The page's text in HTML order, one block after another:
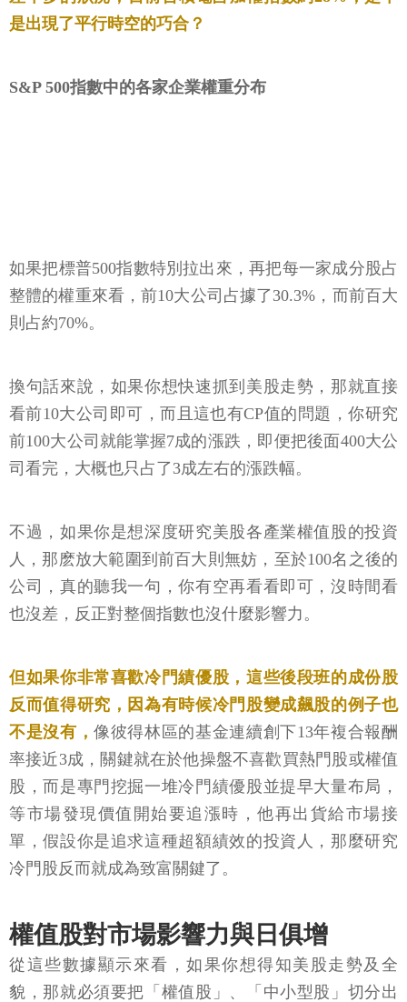
是出現了平行時空的巧合？
S&P 500指數中的各家企業權重分布
如果把標普500指數特別拉出來，再把每一家成分股占
整體的權重來看，前10大公司占據了30.3%，而前百大
則占約70%。
換句話來說，如果你想快速抓到美股走勢，那就直接
看前10大公司即可，而且這也有CP值的問題，你研究
前100大公司就能掌握7成的漲跌，即便把後面400大公
司看完，大概也只占了3成左右的漲跌幅。
不過，如果你是想深度研究美股各產業權值股的投資
人，那麽放大範圍到前百大則無妨，至於100名之後的
公司，真的聽我一句，你有空再看看即可，沒時間看
也沒差，反正對整個指數也沒什麼影響力。
但如果你非常喜歡冷門績優股，這些後段班的成份股
反而值得研究，因為有時候冷門股變成飆股的例子也
不是沒有，像彼得林區的基金連續創下13年複合報酬
率接近3成，關鍵就在於他操盤不喜歡買熱門股或權值
股，而是專門挖掘一堆冷門績優股並提早大量布局，
等市場發現價值開始要追漲時，他再出貨給市場接
單，假設你是追求這種超額績效的投資人，那麼研究
冷門股反而就成為致富關鍵了。
權值股對市場影響力與日俱增
從這些數據顯示來看，如果你想得知美股走勢及全
貌，那就必須要把「權值股」、「中小型股」切分出